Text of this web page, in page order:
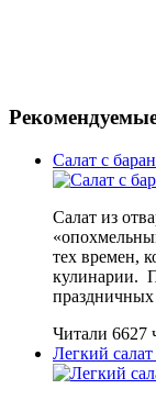
Салат с
Салат из
тех времен,
кулинарии.
праздничных
Читали 6627
Легкий